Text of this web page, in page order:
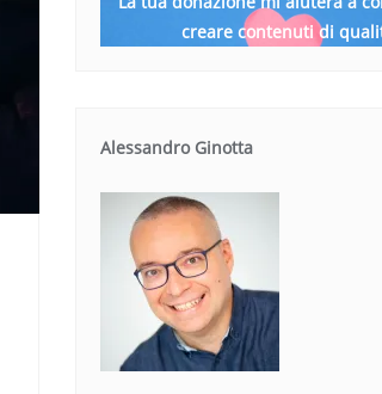
creare contenuti di
Alessandro Ginotta